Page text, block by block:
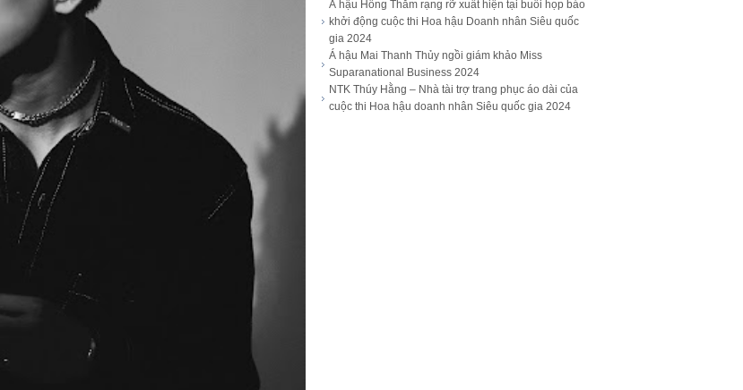
Á hậu Hồng Thắm rạng rỡ xuất hiện tại buổi họp báo
khởi động cuộc thi Hoa hậu Doanh nhân Siêu quốc
gia 2024
Á hậu Mai Thanh Thủy ngồi giám khảo Miss
Suparanational Business 2024
NTK Thúy Hằng – Nhà tài trợ trang phục áo dài của
cuộc thi Hoa hậu doanh nhân Siêu quốc gia 2024